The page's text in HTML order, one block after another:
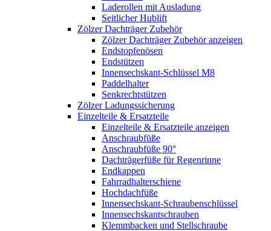
Laderollen mit Ausladung
Seitlicher Hublift
Zölzer Dachträger Zubehör
Zölzer Dachträger Zubehör anzeigen
Endstopfenösen
Endstützen
Innensechskant-Schlüssel M8
Paddelhalter
Senkrechtstützen
Zölzer Ladungssicherung
Einzelteile & Ersatzteile
Einzelteile & Ersatzteile anzeigen
Anschraubfüße
Anschraubfüße 90°
Dachträgerfüße für Regenrinne
Endkappen
Fahrradhalterschiene
Hochdachfüße
Innensechskant-Schraubenschlüssel
Innensechskantschrauben
Klemmbacken und Stellschraube